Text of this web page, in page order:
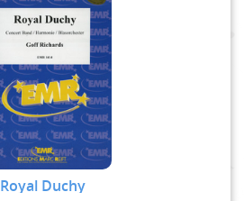
Royal Duchy